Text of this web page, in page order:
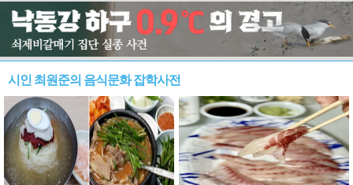
시인 최원준의 음식문화 잡학사전